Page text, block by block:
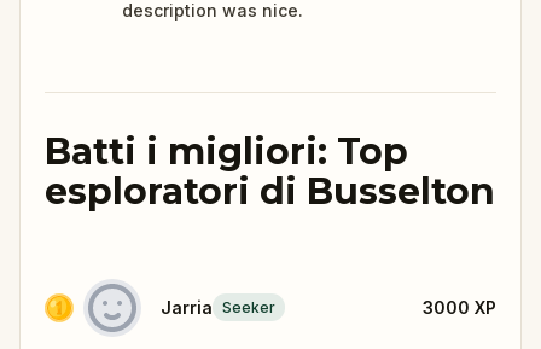
description was nice.
Batti i migliori: Top
esploratori di Busselton
Jarria Seeker 3000 XP